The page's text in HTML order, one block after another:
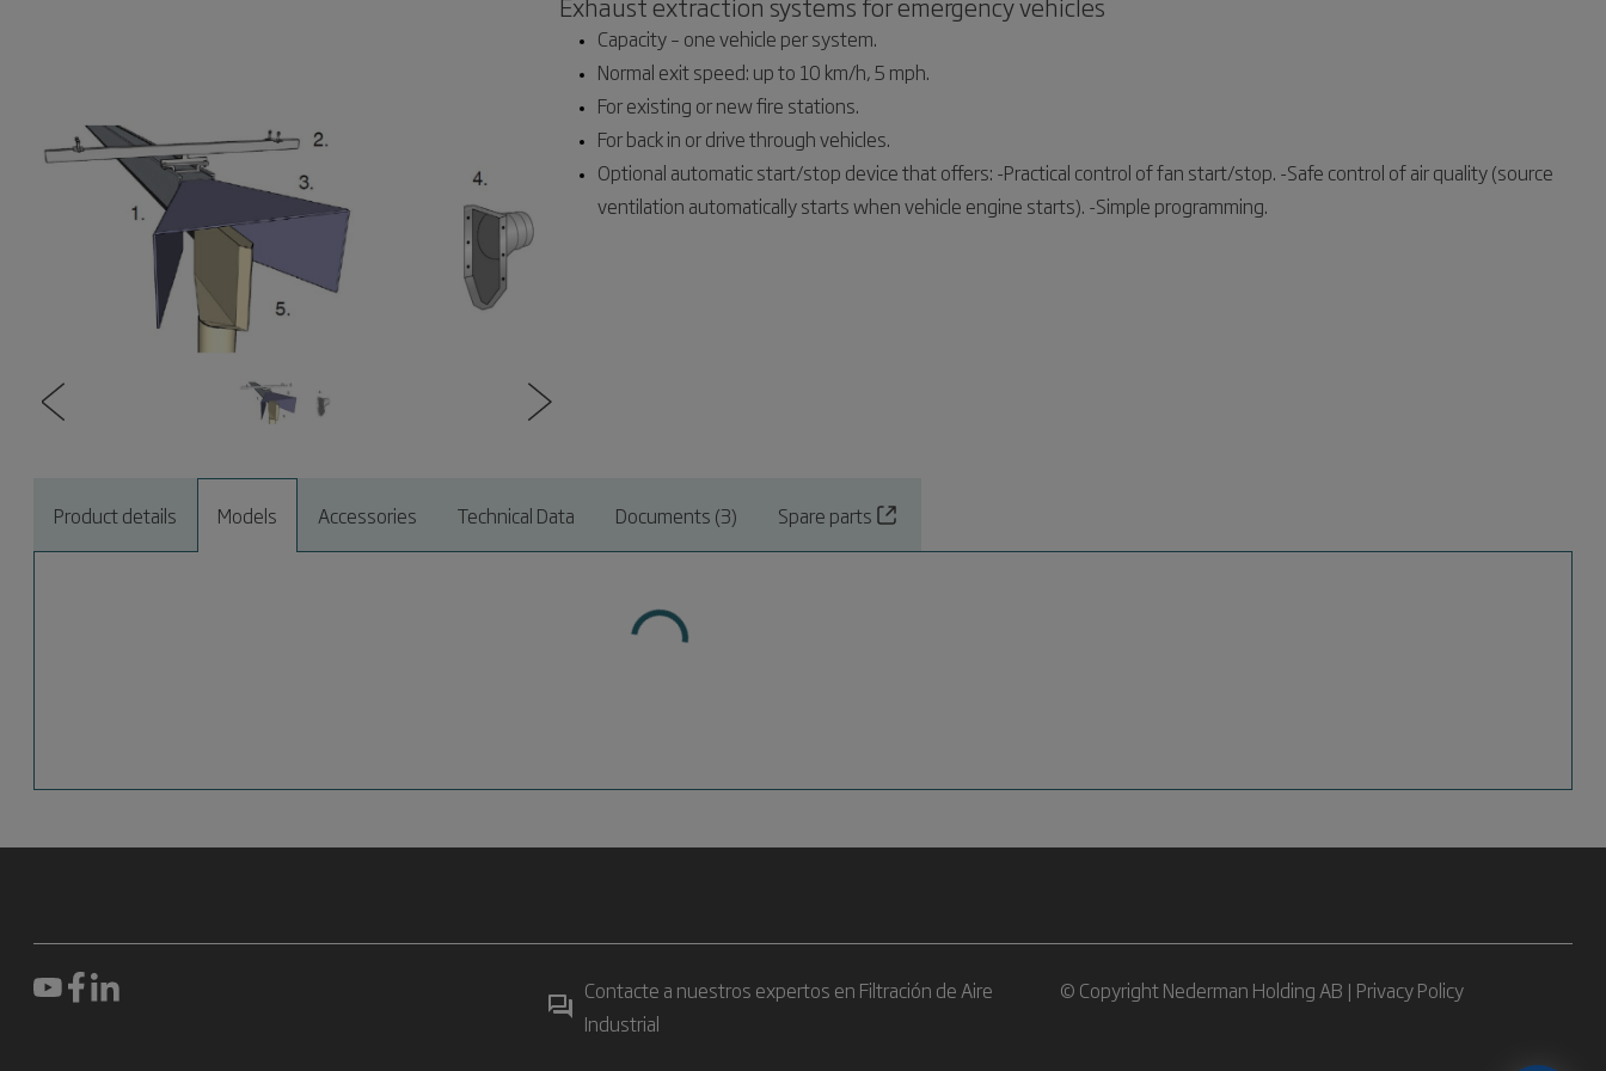
Capacity – one vehicle per system.
Normal exit speed: up to 10 km/h, 5 mph.
For existing or new fire stations.
For back in or drive through vehicles.
Optional automatic start/stop device that offers: -Practical control of fan start/stop. -Safe control of air quality (source
ventilation automatically starts when vehicle engine starts). -Simple programming.
Product details Models Accessories Technical Data Documents (3) Spare parts
Contacte a nuestros expertos en Filtración de Aire
Industrial
© Copyright Nederman Holding AB | Privacy Policy